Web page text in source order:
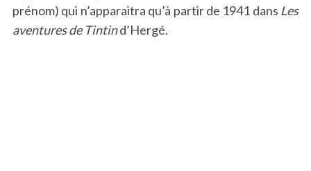
prénom) qui n’apparaitra qu’à partir de 1941 dans Les
aventures de Tintind’Hergé.